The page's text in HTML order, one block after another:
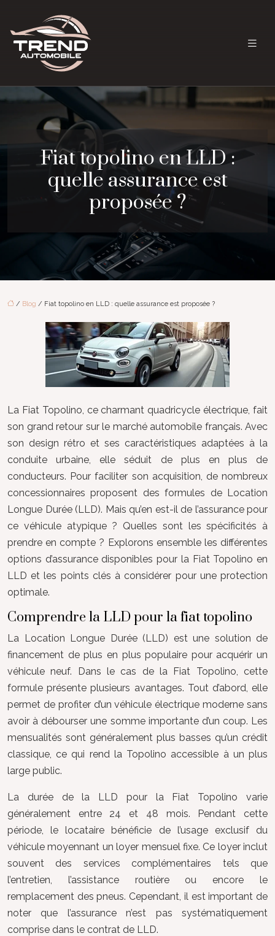
Fiat topolino en LLD :
quelle assurance est
proposée ?
/ Blog / Fiat topolino en LLD : quelle assurance est proposée ?
La Fiat Topolino, ce charmant quadricycle électrique, fait
son grand retour sur le marché automobile français. Avec
son design rétro et ses caractéristiques adaptées à la
conduite urbaine, elle séduit de plus en plus de
conducteurs. Pour faciliter son acquisition, de nombreux
concessionnaires proposent des formules de Location
Longue Durée (LLD). Mais qu’en est-il de l’assurance pour
ce véhicule atypique ? Quelles sont les spécificités à
prendre en compte ? Explorons ensemble les différentes
options d’assurance disponibles pour la Fiat Topolino en
LLD et les points clés à considérer pour une protection
optimale.
Comprendre la LLD pour la fiat topolino
La Location Longue Durée (LLD) est une solution de
financement de plus en plus populaire pour acquérir un
véhicule neuf. Dans le cas de la Fiat Topolino, cette
formule présente plusieurs avantages. Tout d’abord, elle
permet de profiter d’un véhicule électrique moderne sans
avoir à débourser une somme importante d’un coup. Les
mensualités sont généralement plus basses qu’un crédit
classique, ce qui rend la Topolino accessible à un plus
large public.
La durée de la LLD pour la Fiat Topolino varie
généralement entre 24 et 48 mois. Pendant cette
période, le locataire bénéficie de l’usage exclusif du
véhicule moyennant un loyer mensuel fixe. Ce loyer inclut
souvent des services complémentaires tels que
l’entretien, l’assistance routière ou encore le
remplacement des pneus. Cependant, il est important de
noter que l’assurance n’est pas systématiquement
comprise dans le contrat de LLD.